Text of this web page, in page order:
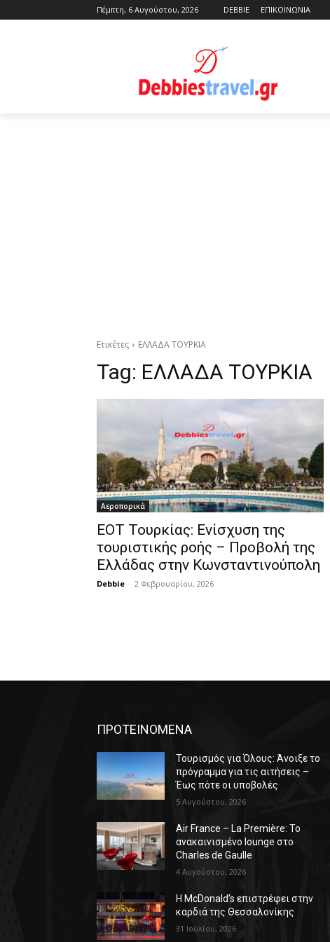
Πέμπτη, 6 Αυγούστου, 2026 DEBBIE ΕΠΙΚΟΙΝΩΝΙΑ
Ετικέτες ΕΛΛΑΔΑ ΤΟΥΡΚΙΑ
Tag: ΕΛΛΑΔΑ ΤΟΥΡΚΙΑ
Αεροπορικά
ΕΟΤ Τουρκίας: Ενίσχυση της
τουριστικής ροής – Προβολή της
Ελλάδας στην Κωνσταντινούπολη
Debbie - 2 Φεβρουαρίου, 2026
ΠΡΟΤΕΙΝΟΜΕΝΑ
Τουρισμός για Όλους: Άνοιξε το
πρόγραμμα για τις αιτήσεις –
Έως πότε οι υποβολές
5 Αυγούστου, 2026
Air France – La Première: Το
ανακαινισμένο lounge στο
Charles de Gaulle
4 Αυγούστου, 2026
Η McDonald’s επιστρέφει στην
καρδιά της Θεσσαλονίκης
31 Ιουλίου, 2026